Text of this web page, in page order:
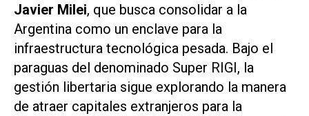
Javier Milei, que busca consolidar a la
Argentina como un enclave para la
infraestructura tecnológica pesada. Bajo el
paraguas del denominado Super RIGI, la
gestión libertaria sigue explorando la manera
de atraer capitales extranjeros para la